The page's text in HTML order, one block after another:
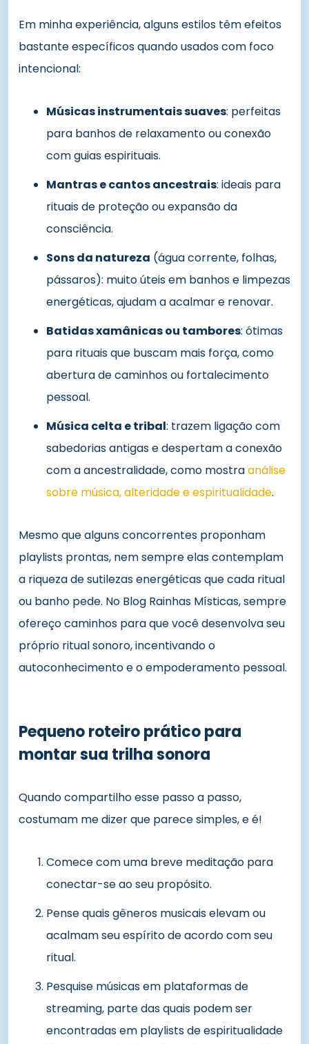
Em minha experiência, alguns estilos têm efeitos
bastante específicos quando usados com foco
intencional:
Músicas instrumentais suaves: perfeitas
para banhos de relaxamento ou conexão
com guias espirituais.
Mantras e cantos ancestrais: ideais para
rituais de proteção ou expansão da
consciência.
Sons da natureza (água corrente, folhas,
pássaros): muito úteis em banhos e limpezas
energéticas, ajudam a acalmar e renovar.
Batidas xamânicas ou tambores: ótimas
para rituais que buscam mais força, como
abertura de caminhos ou fortalecimento
pessoal.
Música celta e tribal: trazem ligação com
sabedorias antigas e despertam a conexão
com a ancestralidade, como mostraanálise
sobre música, alteridade e espiritualidade.
Mesmo que alguns concorrentes proponham
playlists prontas, nem sempre elas contemplam
a riqueza de sutilezas energéticas que cada ritual
ou banho pede. No Blog Rainhas Místicas, sempre
ofereço caminhos para que você desenvolva seu
próprio ritual sonoro, incentivando o
autoconhecimento e o empoderamento pessoal.
Pequeno roteiro prático para
montar sua trilha sonora
Quando compartilho esse passo a passo,
costumam me dizer que parece simples, e é!
Comece com uma breve meditação para
conectar-se ao seu propósito.
Pense quais gêneros musicais elevam ou
acalmam seu espírito de acordo com seu
ritual.
Pesquise músicas em plataformas de
streaming, parte das quais podem ser
encontradas em playlists de espiritualidade